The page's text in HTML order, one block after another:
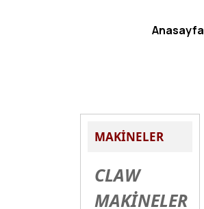
MAKİNELER
CLAW
MAKİNELER
Anasayfa